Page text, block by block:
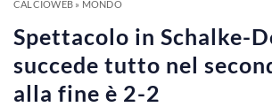
CALCIOWEB» MONDO
Spettacolo in Schalke-
succede tutto nel
alla fine è 2-2